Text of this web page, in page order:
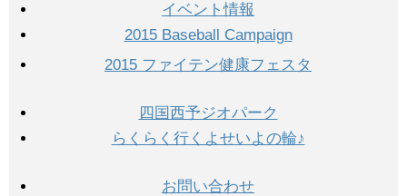
イベント情報
2015 Baseball Campaign
2015 ファイテン健康フェスタ
四国西予ジオパーク
らくらく行くよせいよの輪♪
お問い合わせ